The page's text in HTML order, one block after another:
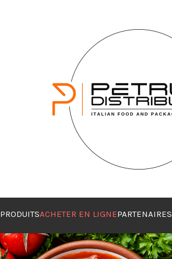
PRODUITSACHETER EN LIGNEPARTENAIRES